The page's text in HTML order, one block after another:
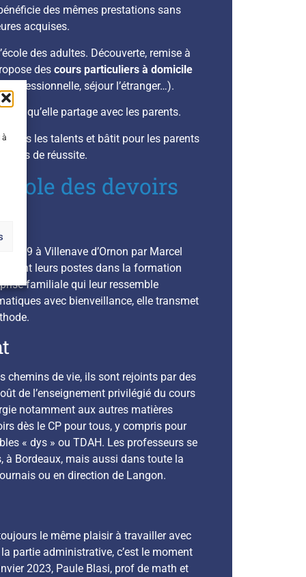
à
des mêmes prestations sans
acquises.
des adultes. Découverte, remise à
des cours particuliers à domicile
séjour l’étranger…).
qu’elle partage avec les parents.
tous les talents et bâtit pour les parents
de réussite.
des devoirs
2009 à Villenave d’Ornon par Marcel
leurs postes dans la formation
familiale qui leur ressemble
avec bienveillance, elle transmet
chemins de vie, ils sont rejoints par des
de l’enseignement privilégié du cours
notamment aux autres matières
dès le CP pour tous, y compris pour
« dys » ou TDAH. Les professeurs se
à Bordeaux, mais aussi dans toute la
ou en direction de Langon.
le même plaisir à travailler avec
partie administrative, c’est le moment
2023, Paule Blasi, prof de math et